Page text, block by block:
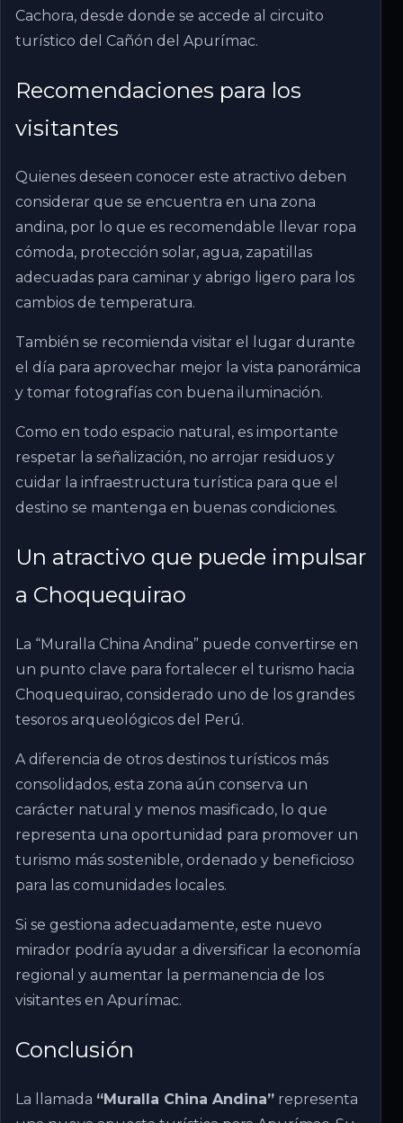
Cachora, desde donde se accede al circuito
turístico del Cañón del Apurímac.
Recomendaciones para los
visitantes
Quienes deseen conocer este atractivo deben
considerar que se encuentra en una zona
andina, por lo que es recomendable llevar ropa
cómoda, protección solar, agua, zapatillas
adecuadas para caminar y abrigo ligero para los
cambios de temperatura.
También se recomienda visitar el lugar durante
el día para aprovechar mejor la vista panorámica
y tomar fotografías con buena iluminación.
Como en todo espacio natural, es importante
respetar la señalización, no arrojar residuos y
cuidar la infraestructura turística para que el
destino se mantenga en buenas condiciones.
Un atractivo que puede impulsar
a Choquequirao
La “Muralla China Andina” puede convertirse en
un punto clave para fortalecer el turismo hacia
Choquequirao, considerado uno de los grandes
tesoros arqueológicos del Perú.
A diferencia de otros destinos turísticos más
consolidados, esta zona aún conserva un
carácter natural y menos masificado, lo que
representa una oportunidad para promover un
turismo más sostenible, ordenado y beneficioso
para las comunidades locales.
Si se gestiona adecuadamente, este nuevo
mirador podría ayudar a diversificar la economía
regional y aumentar la permanencia de los
visitantes en Apurímac.
Conclusión
La llamada “Muralla China Andina” representa